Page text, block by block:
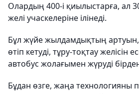
Олардың 400-і қиылыстарға, ал
желі учаскелеріне ілінеді.
Бұл жүйе жылдамдықтың
өтіп кетуді, тұру-тоқтау желісін
автобус жолағымен жүруді бірден
Бұдан өзге, жаңа технологияны